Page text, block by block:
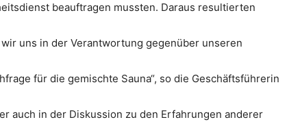
beauftragen mussten. Daraus resultierten
uns in der Verantwortung gegenüber unseren
für die gemischte Sauna“, so die Geschäftsführerin
auch in der Diskussion zu den Erfahrungen anderer